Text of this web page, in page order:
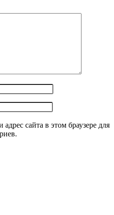
сайта в этом браузере для